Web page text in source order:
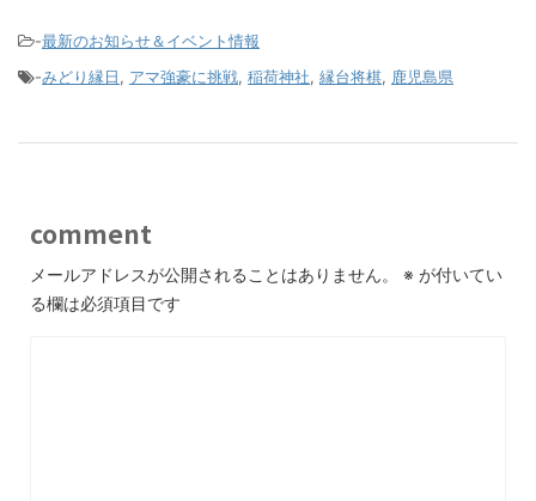
-最新のお知らせ＆イベント情報
-みどり縁日, アマ強豪に挑戦, 稲荷神社, 縁台将棋, 鹿児島県
comment
メールアドレスが公開されることはありません。 ※ が付いてい
る欄は必須項目です